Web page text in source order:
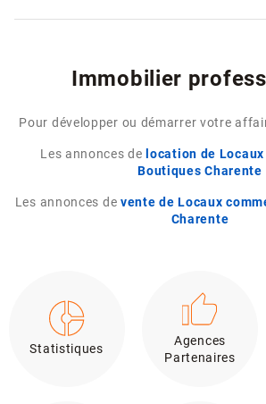
Immobilier
Pour développer ou démarrer votre
Les annonces de location de
Boutiques Charente
Les annonces de vente de Locaux
Charente
Statistiques
Agences
Partenaires